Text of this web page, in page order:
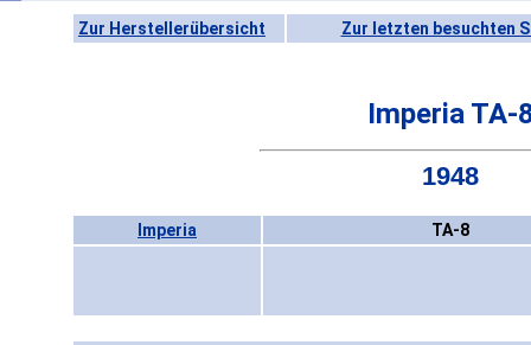
Zur Herstellerübersicht Zur letzten besuchten
Imperia TA-
1948
Imperia TA-8